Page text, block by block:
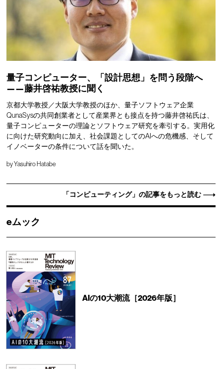
量子コンピューター、「設計思想」を問う段階へ
——藤井啓祐教授に聞く
京都大学教授／大阪大学教授のほか、量子ソフトウェア企業
QunaSysの共同創業者として産業界とも接点を持つ藤井啓祐氏は、
量子コンピューターの理論とソフトウェア研究を牽引する。実用化
に向けた研究動向に加え、社会課題としてのAIへの危機感、そして
イノベーターの条件について話を聞いた。
byYasuhiro Hatabe
「コンピューティング」の記事をもっと読む
eムック
AIの10大潮流［2026年版］